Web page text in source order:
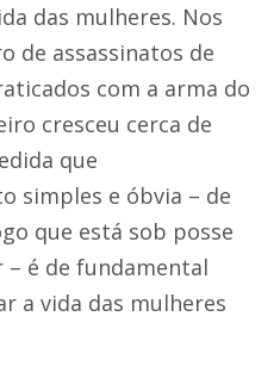
das mulheres. Nos
de assassinatos de
com a arma do
cresceu cerca de
que
simples e óbvia – de
que está sob posse
é de fundamental
a vida das mulheres